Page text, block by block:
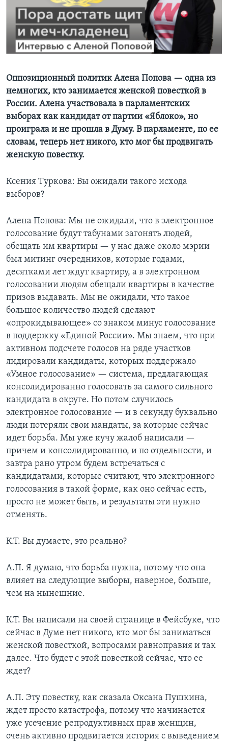
Learning English
СОЦИАЛЬНЫЕ СЕТИ
Языки
Оппозиционный политик Алена Попова — одна из
немногих, кто занимается женской повесткой в
России. Алена участвовала в парламентских
выборах как кандидат от партии «Яблоко», но
проиграла и не прошла в Думу. В парламенте, по ее
словам, теперь нет никого, кто мог бы продвигать
женскую повестку.
Ксения Туркова: Вы ожидали такого исхода
выборов?
Алена Попова: Мы не ожидали, что в электронное
голосование будут табунами загонять людей,
обещать им квартиры — у нас даже около мэрии
был митинг очередников, которые годами,
десятками лет ждут квартиру, а в электронном
голосовании людям обещали квартиры в качестве
призов выдавать. Мы не ожидали, что такое
большое количество людей сделают
«опрокидывающее» со знаком минус голосование
в поддержку «Единой России». Мы знаем, что при
активном подсчете голосов на ряде участков
лидировали кандидаты, которых поддержало
«Умное голосование» — система, предлагающая
консолидированно голосовать за самого сильного
кандидата в округе. Но потом случилось
электронное голосование — и в секунду буквально
люди потеряли свои мандаты, за которые сейчас
идет борьба. Мы уже кучу жалоб написали —
причем и консолидированно, и по отдельности, и
завтра рано утром будем встречаться с
кандидатами, которые считают, что электронного
голосования в такой форме, как оно сейчас есть,
просто не может быть, и результаты эти нужно
отменять.
К.Т. Вы думаете, это реально?
А.П. Я думаю, что борьба нужна, потому что она
влияет на следующие выборы, наверное, больше,
чем на нынешние.
К.Т. Вы написали на своей странице в Фейсбуке, что
сейчас в Думе нет никого, кто мог бы заниматься
женской повесткой, вопросами равноправия и так
далее. Что будет с этой повесткой сейчас, что ее
ждет?
А.П. Эту повестку, как сказала Оксана Пушкина,
ждет просто катастрофа, потому что начинается
уже усечение репродуктивных прав женщин,
очень активно продвигается история с выведением